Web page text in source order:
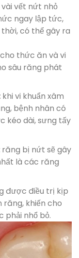
vài vết nứt nhỏ
ngay lập tức,
có thể gây ra
thức ăn và vi
sâu răng phát
khi vi khuẩn xâm
bệnh nhân có
kéo dài, sưng tấy
răng bị nứt sẽ gây
là các răng
được điều trị kịp
răng, khiến cho
phải nhổ bỏ.